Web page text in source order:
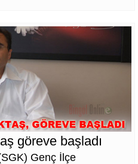
göreve başladı
Genç İlçe